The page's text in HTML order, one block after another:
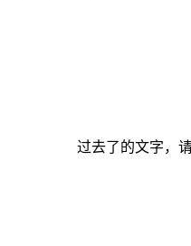
过去了的文字，